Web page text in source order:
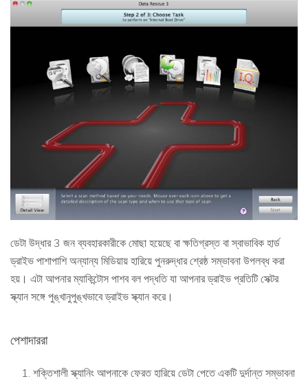
ডেটা উদ্ধার 3 জন ব্যবহারকারীকে মোছা হয়েছে বা ক্ষতিগ্রস্ত বা স্বাভাবিক হার্ড
ড্রাইভ পাশাপাশি অন্যান্য মিডিয়ায় হারিয়ে পুনরুদ্ধার শ্রেষ্ঠ সম্ভাবনা উপলব্ধ করা
হয়। এটা আপনার ম্যাকিন্টোস পাশব বল পদ্ধতি যা আপনার ড্রাইভ প্রতিটি সেক্টর
স্ক্যান সঙ্গে পুঙ্খানুপুঙ্খভাবে ড্রাইভ স্ক্যান করে।
পেশাদাররা
শক্তিশালী স্ক্যানিং আপনাকে ফেরত হারিয়ে ডেটা পেতে একটি দুর্দান্ত সম্ভাবনা